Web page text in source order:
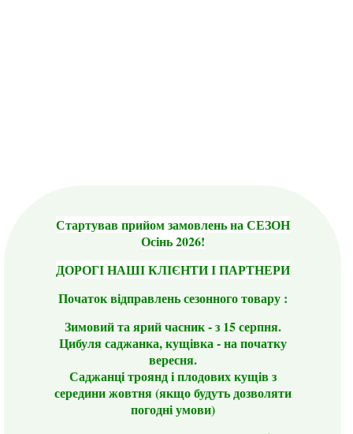
Стартував прийом замовлень на СЕЗОН
Осінь 2026!
ДОРОГІ НАШІ КЛІЄНТИ І ПАРТНЕРИ
Початок відправлень сезонного товару :
Зимовий та ярий часник - з 15 серпня.
Цибуля саджанка, кущівка - на початку
вересня.
Саджанці троянд і плодових кущів з
середини жовтня (якщо будуть дозволяти
погодні умови)